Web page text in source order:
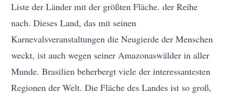
Liste der Länder mit der größten Fläche. der Reihe
nach. Dieses Land, das mit seinen
Karnevalsveranstaltungen die Neugierde der Menschen
weckt, ist auch wegen seiner Amazonaswälder in aller
Munde. Brasilien beherbergt viele der interessantesten
Regionen der Welt. Die Fläche des Landes ist so groß,